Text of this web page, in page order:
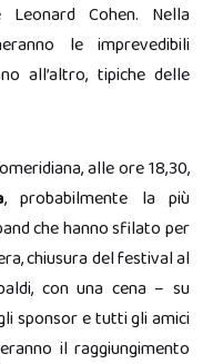
Cohen. Nella
le imprevedibili
all’altro, tipiche delle
alle ore 18,30,
, probabilmente la più
che hanno sfilato per
chiusura del festival al
con una cena – su
sponsor e tutti gli amici
il raggiungimento